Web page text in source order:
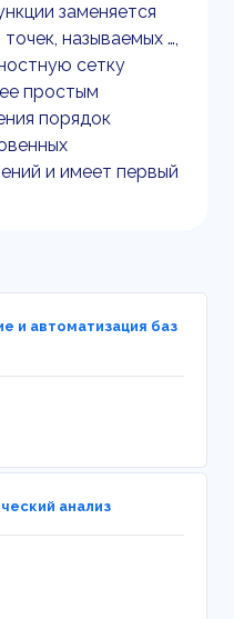
заменяется
называемых …,
сетку
простым
порядок
и имеет первый
и автоматизация баз
анализ